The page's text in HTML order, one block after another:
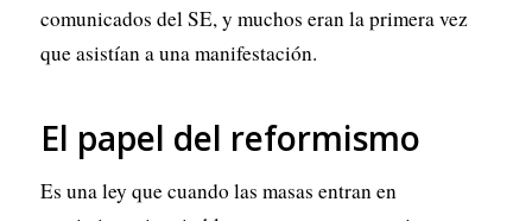
comunicados del SE, y muchos eran la primera vez
que asistían a una manifestación.
El papel del reformismo
Es una ley que cuando las masas entran en